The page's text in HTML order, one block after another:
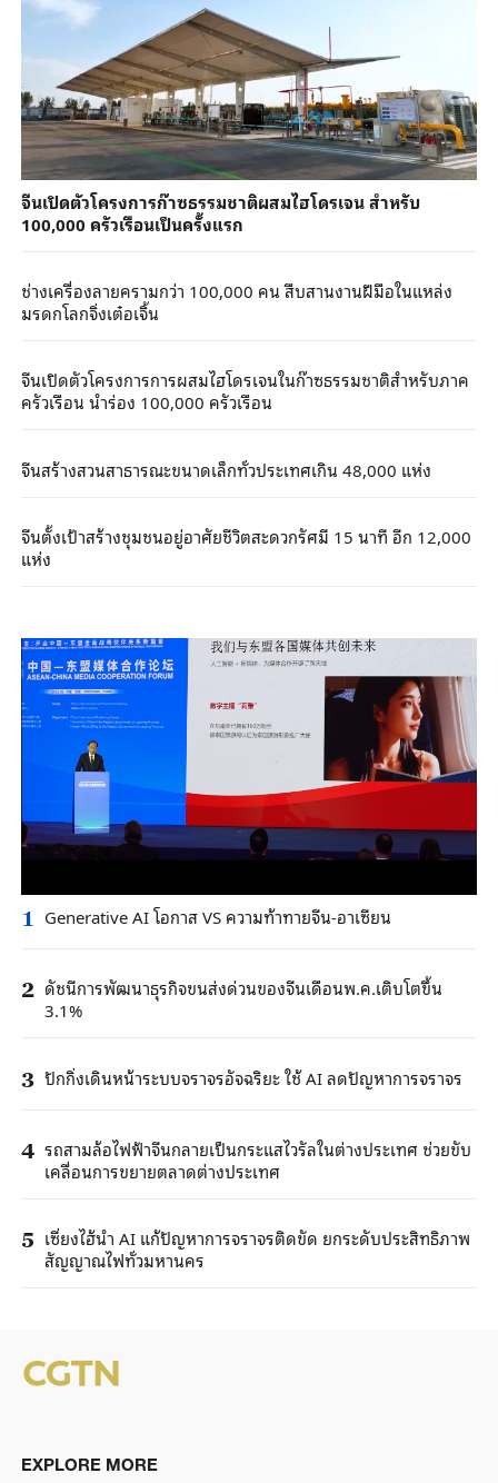
จีนเปิดตัวโครงการก๊าซธรรมชาติผสมไฮโดรเจน สำหรับ
100,000 ครัวเรือนเป็นครั้งแรก
ช่างเครื่องลายครามกว่า 100,000 คน สืบสานงานฝีมือในแหล่ง
มรดกโลกจิ่งเต๋อเจิ้น
จีนเปิดตัวโครงการการผสมไฮโดรเจนในก๊าซธรรมชาติสำหรับภาค
ครัวเรือน นำร่อง 100,000 ครัวเรือน
จีนสร้างสวนสาธารณะขนาดเล็กทั่วประเทศเกิน 48,000 แห่ง
จีนตั้งเป้าสร้างชุมชนอยู่อาศัยชีวิตสะดวกรัศมี 15 นาที อีก 12,000
แห่ง
1 Generative AI โอกาส VS ความท้าทายจีน-อาเซียน
2 ดัชนีการพัฒนาธุรกิจขนส่งด่วนของจีนเดือนพ.ค.เติบโตขึ้น
3.1%
3 ปักกิ่งเดินหน้าระบบจราจรอัจฉริยะ ใช้ AI ลดปัญหาการจราจร
4 รถสามล้อไฟฟ้าจีนกลายเป็นกระแสไวรัลในต่างประเทศ ช่วยขับ
เคลื่อนการขยายตลาดต่างประเทศ
5 เซี่ยงไฮ้นำ AI แก้ปัญหาการจราจรติดขัด ยกระดับประสิทธิภาพ
สัญญาณไฟทั่วมหานคร
EXPLORE MORE